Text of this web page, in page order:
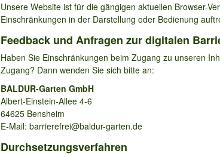
Unsere Website ist für die gängigen aktuellen Browser-
Einschränkungen in der Darstellung oder Bedienung
Feedback und Anfragen zur digitalen
Haben Sie Einschränkungen beim Zugang zu unseren
Zugang? Dann wenden Sie sich bitte an:
BALDUR-Garten GmbH
Albert-Einstein-Allee 4-6
64625 Bensheim
E-Mail: barrierefrei@baldur-garten.de
Durchsetzungsverfahren